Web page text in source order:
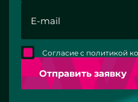
Отправить заявку
Согласие с политикой